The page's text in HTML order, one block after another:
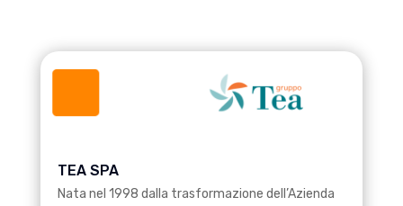
TEA SPA
Nata nel 1998 dalla trasformazione dell’Azienda